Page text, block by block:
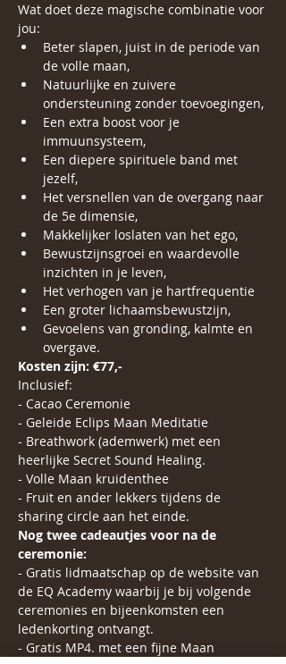
Wat doet deze magische combinatie voor
jou:
Beter slapen, juist in de periode van
de volle maan,
Natuurlijke en zuivere
ondersteuning zonder toevoegingen,
Een extra boost voor je
immuunsysteem,
Een diepere spirituele band met
jezelf,
Het versnellen van de overgang naar
de 5e dimensie,
Makkelijker loslaten van het ego,
Bewustzijnsgroei en waardevolle
inzichten in je leven,
Het verhogen van je hartfrequentie
Een groter lichaamsbewustzijn,
Gevoelens van gronding, kalmte en
overgave.
Kosten zijn: €77,-
Inclusief:
- Cacao Ceremonie
- Geleide Eclips Maan Meditatie
- Breathwork (ademwerk) met een
heerlijke Secret Sound Healing.
- Volle Maan kruidenthee
- Fruit en ander lekkers tijdens de
sharing circle aan het einde.
Nog twee cadeautjes voor na de
ceremonie:
- Gratis lidmaatschap op de website van
de EQ Academy waarbij je bij volgende
ceremonies en bijeenkomsten een
ledenkorting ontvangt.
- Gratis MP4. met een fijne Maan